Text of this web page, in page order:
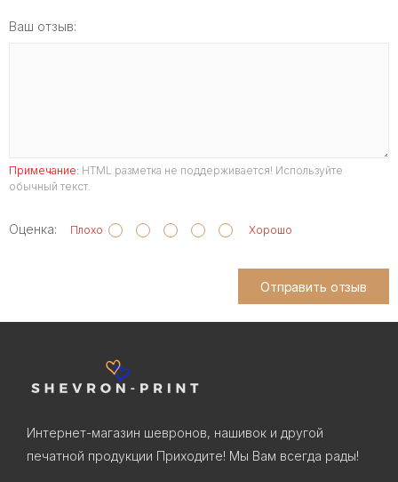
Ваш отзыв:
Примечание: HTML разметка не поддерживается! Используйте
обычный текст.
Оценка: Плохо Хорошо
Отправить отзыв
Интернет-магазин шевронов, нашивок и другой
печатной продукции Приходите! Мы Вам всегда рады!